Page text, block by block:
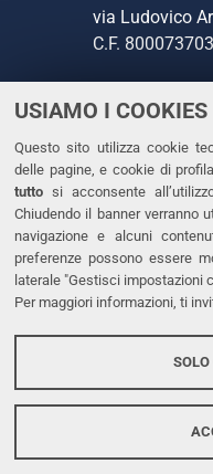
USIAMO I COOKIES
Questo sito utilizza cookie
delle pagine, e cookie di
tutto si acconsente
Chiudendo il banner verranno
navigazione e alcuni
preferenze possono essere
laterale "Gestisci impostazioni
Per maggiori informazioni, ti
via Ludovico
C.F.
CONTATTI
Tel. +39 0532
Fax. +39 0532
PEC
LINKS
Dichiarazione
Protezione